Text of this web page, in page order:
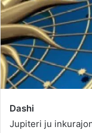
Dashi
Jupiteri ju